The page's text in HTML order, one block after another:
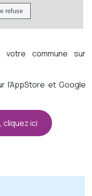
votre commune sur
l'AppStore et Google
ici